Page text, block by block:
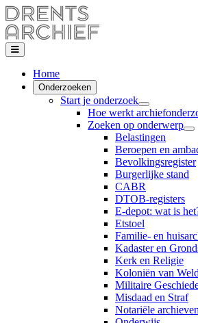
Home
Onderzoeken
Start je onderzoek
Hoe werkt
Zoeken op onderwerp
Belastingen
Beroepen en
Bevolkingsregister
Burgerlijke stand
CABR
DTOB-registers
E-depot: wat is
Etstoel
Familie- en
Kadaster en
Kerk en Religie
Koloniën van
Militaire
Misdaad en Straf
Notariële archieven